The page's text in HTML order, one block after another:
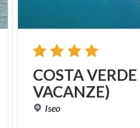
COSTAVERDE
VACANZE)
Iseo